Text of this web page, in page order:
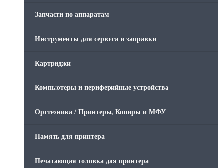
Запчасти по аппаратам
Инструменты для сервиса и заправки
Картриджи
Компьютеры и периферийные устройства
Оргтехника / Принтеры, Копиры и МФУ
Память для принтера
Печатающая головка для принтера